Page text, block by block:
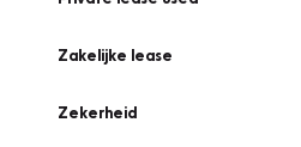
Zakelijke lease
Zekerheid